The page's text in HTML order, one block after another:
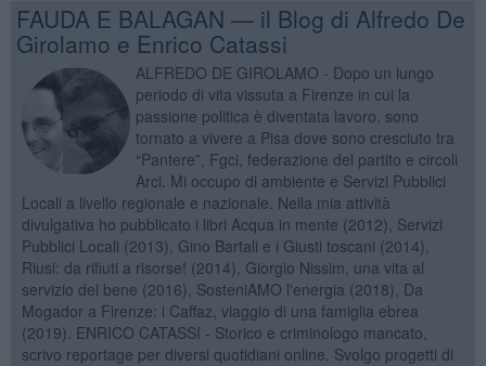
FAUDA E BALAGAN — il Blog di Alfredo De
Girolamo e Enrico Catassi
ALFREDO DE GIROLAMO - Dopo un lungo
periodo di vita vissuta a Firenze in cui la
passione politica è diventata lavoro, sono
tornato a vivere a Pisa dove sono cresciuto tra
“Pantere”, Fgci, federazione del partito e circoli
Arci. Mi occupo di ambiente e Servizi Pubblici
Locali a livello regionale e nazionale. Nella mia attività
divulgativa ho pubblicato i libri Acqua in mente (2012), Servizi
Pubblici Locali (2013), Gino Bartali e i Giusti toscani (2014),
Riusi: da rifiuti a risorse! (2014), Giorgio Nissim, una vita al
servizio del bene (2016), SosteniAMO l'energia (2018), Da
Mogador a Firenze: i Caffaz, viaggio di una famiglia ebrea
(2019). ENRICO CATASSI - Storico e criminologo mancato,
scrivo reportage per diversi quotidiani online. Svolgo progetti di